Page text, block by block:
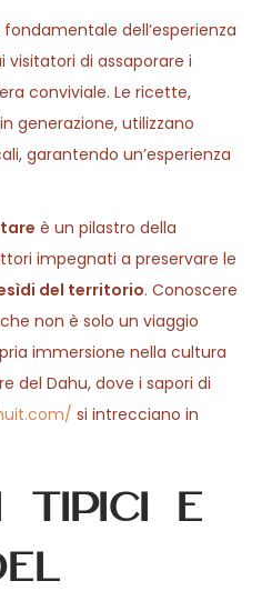
dell’esperienza
di assaporare i
conviviale. Le ricette,
generazione, utilizzano
garantendo un’esperienza
è un pilastro della
impegnati a preservare le
del territorio. Conoscere
non è solo un viaggio
immersione nella cultura
del Dahu, dove i sapori di
si intrecciano in
tipici e